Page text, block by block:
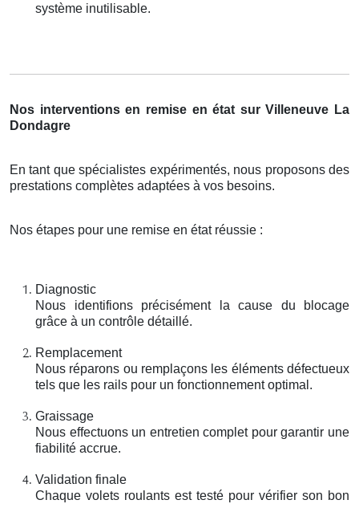
système inutilisable.
Nos interventions en remise en état sur Villeneuve La
Dondagre
En tant que spécialistes expérimentés, nous proposons des
prestations complètes adaptées à vos besoins.
Nos étapes pour une remise en état réussie :
Diagnostic
Nous identifions précisément la cause du blocage
grâce à un contrôle détaillé.
Remplacement
Nous réparons ou remplaçons les éléments défectueux
tels que les rails pour un fonctionnement optimal.
Graissage
Nous effectuons un entretien complet pour garantir une
fiabilité accrue.
Validation finale
Chaque volets roulants est testé pour vérifier son bon